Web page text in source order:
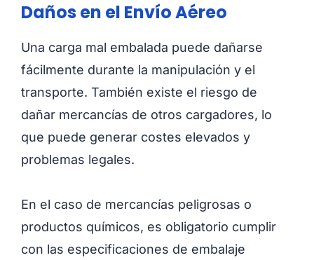
Daños en el Envío Aéreo
Una carga mal embalada puede dañarse
fácilmente durante la manipulación y el
transporte. También existe el riesgo de
dañar mercancías de otros cargadores, lo
que puede generar costes elevados y
problemas legales.
En el caso de mercancías peligrosas o
productos químicos, es obligatorio cumplir
con las especificaciones de embalaje